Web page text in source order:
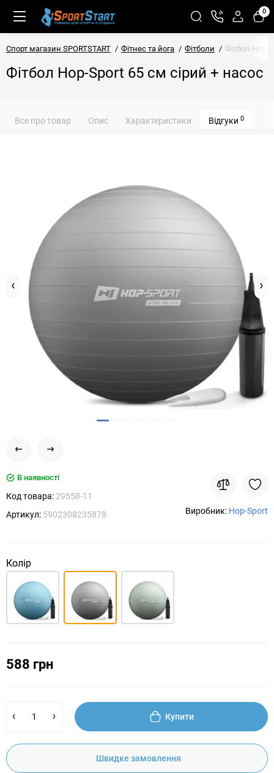
0
Спорт магазин SPORTSTART Фітнес та йога Фітболи Фітбол Hop-
Фітбол Hop-Sport 65 см сірий + насос
Все про товар Опис Характеристики Відгуки 0
В наявності
Код товара: 29558-11
Артикул: 5902308235878 Виробник: Hop-Sport
Колір
588 грн
Купити
Швидке замовлення